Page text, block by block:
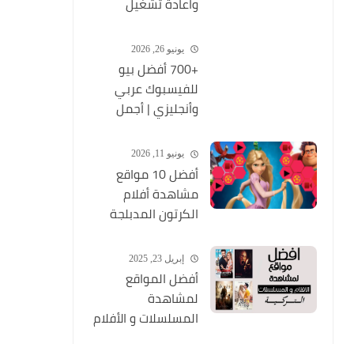
يونيو 26, 2026
+700 أفضل بيو
للفيسبوك عربي
وأنجليزي | أجمل
للفيسبوك 2026
Facebook Stylish Bio
يونيو 11, 2026
أفضل 10 مواقع
مشاهدة أفلام
الكرتون المدبلجة
إبريل 23, 2025
أفضل المواقع
لمشاهدة
المسلسلات و الأفلام